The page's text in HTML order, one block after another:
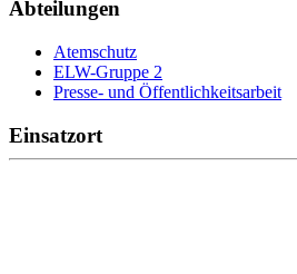
Abteilungen
Atemschutz
ELW-Gruppe 2
Presse- und Öffentlichkeitsarbeit
Einsatzort